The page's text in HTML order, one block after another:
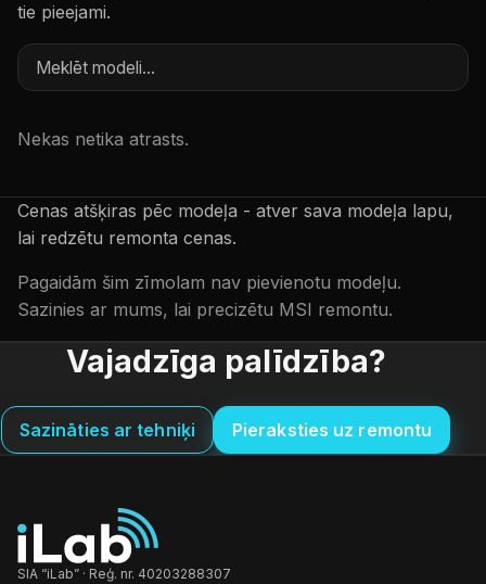
tie pieejami.
Nekas netika atrasts.
Cenas atšķiras pēc modeļa - atver sava modeļa lapu,
lai redzētu remonta cenas.
Pagaidām šim zīmolam nav pievienotu modeļu.
Sazinies ar mums, lai precizētu MSI remontu.
Vajadzīga palīdzība?
Sazināties ar tehniķi Pieraksties uz remontu
SIA “iLab” · Reģ. nr. 40203288307